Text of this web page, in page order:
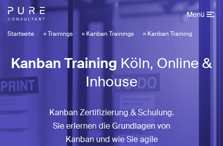
Menü
Startseite »Trainings » Kanban Trainings » Kanban Training
Kanban Training Köln, Online &
Inhouse
Kanban Zertifizierung & Schulung.
Sie erlernen die Grundlagen von
Kanban und wie Sie agile